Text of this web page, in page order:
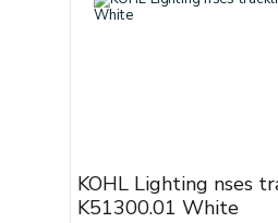
KOHL Lighting nses
K51300.01 White